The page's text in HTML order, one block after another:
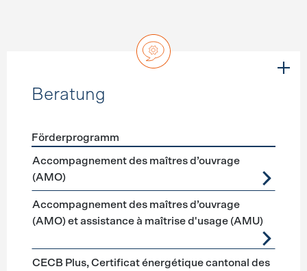
Beratung
Förderprogramme Beratung
Förderprogramm
Accompagnement des maîtres d’ouvrage
(AMO)
Accompagnement des maîtres d’ouvrage
(AMO) et assistance à maîtrise d'usage (AMU)
CECB Plus, Certificat énergétique cantonal des